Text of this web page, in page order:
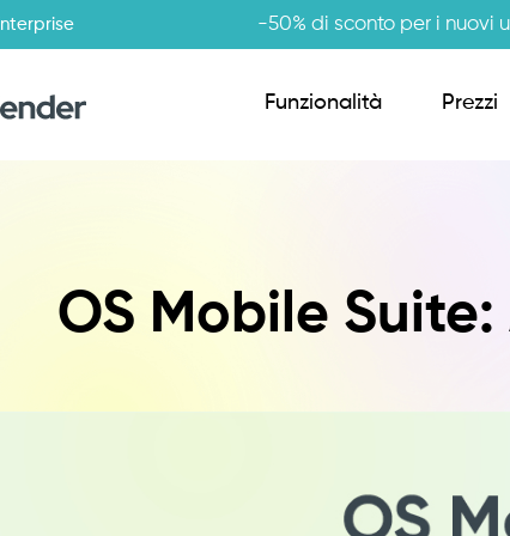
-50% di sconto per i nuovi
Funzionalità
Ordini Agenti CRM Giro
Prezzi
OS Mobile